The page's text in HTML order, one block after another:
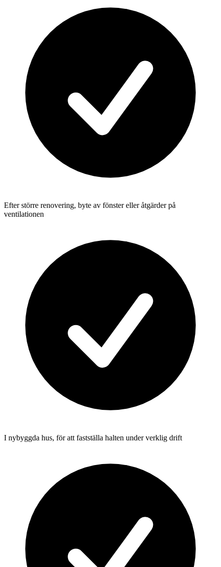
Efter större renovering, byte av fönster eller åtgärder på
ventilationen
I nybyggda hus, för att fastställa halten under verklig drift